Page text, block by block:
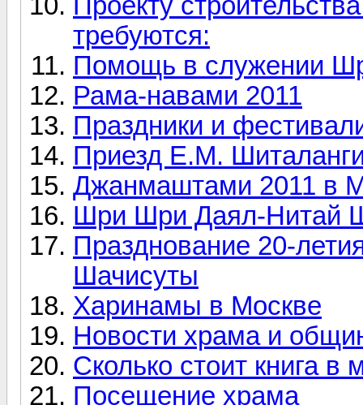
требуются:
Помощь в служении
Рама-навами 2011
Праздники и
Приезд Е.М.
Джанмаштами 2011 в
Шри Шри Даял-Нитай
Празднование 20-
Шачисуты
Харинамы в Москве
Новости храма и
Сколько стоит книга в
Посещение храма